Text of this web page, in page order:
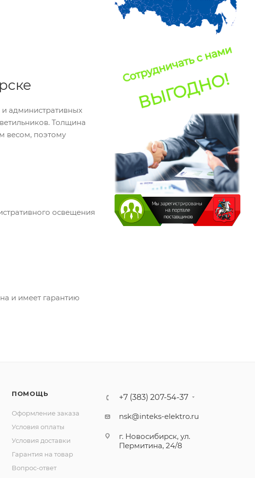
административных
Толщина
весом, поэтому
освещения
и имеет гарантию
ПОМОЩЬ
Оформление заказа
Условия оплаты
Условия доставки
Гарантия на товар
Вопрос-ответ
+7 (383) 207-54-37
nsk@inteks-elektro.ru
г. Новосибирск, ул.
Пермитина, 24/8